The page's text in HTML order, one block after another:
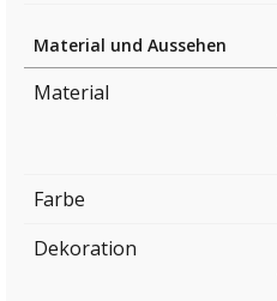
Material und Aussehen
Material
Farbe
Dekoration